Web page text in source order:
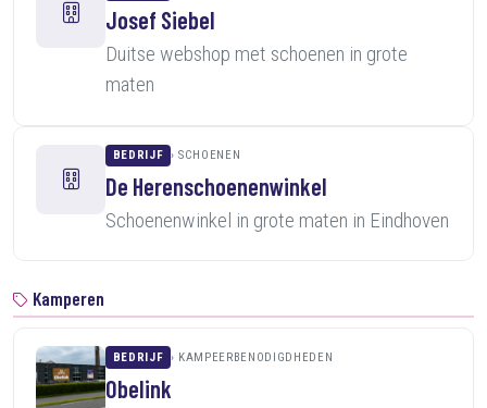
Josef Siebel
Duitse webshop met schoenen in grote
maten
BEDRIJF SCHOENEN
De Herenschoenenwinkel
Schoenenwinkel in grote maten in Eindhoven
Kamperen
BEDRIJF KAMPEERBENODIGDHEDEN
Obelink